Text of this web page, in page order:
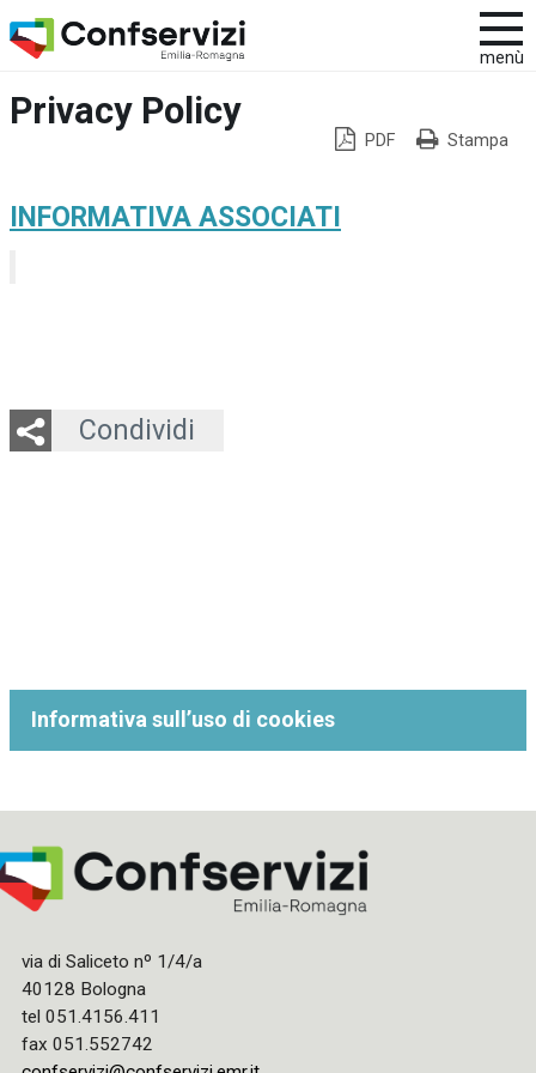
menù
Privacy Policy
PDF Stampa
INFORMATIVA ASSOCIATI
Condividi
Twitter
LinkedIn
Email
Whatsapp
Informativa sull’uso di cookies
via di Saliceto nº 1/4/a
40128 Bologna
tel 051.4156.411
fax 051.552742